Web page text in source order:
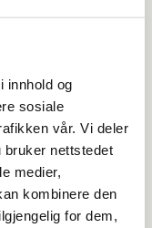
innhold og
sosiale
vår. Vi deler
bruker nettstedet
medier,
kombinere den
for dem,